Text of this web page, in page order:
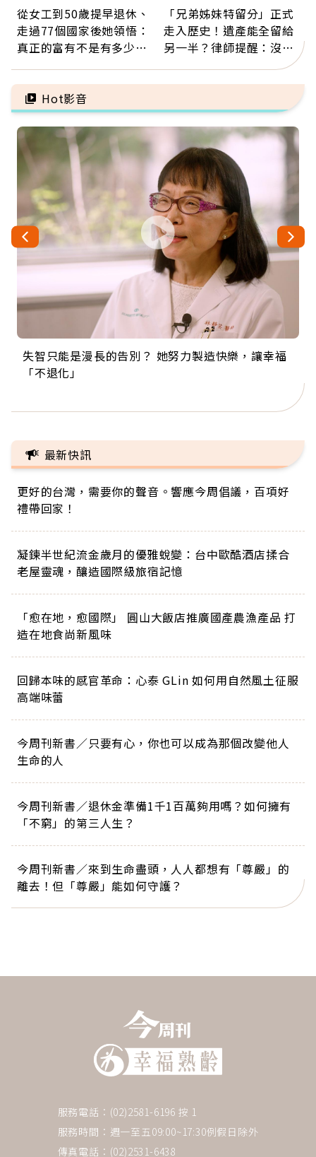
從女工到50歲提早退休、
走過77個國家後她領悟：
真正的富有不是有多少
自由
「兄弟姊妹特留分」正式
走入歷史！遺產能全留給
另一半？律師提醒：沒做
Hot影音
失智只能是漫長的告別？ 她努力製造快樂，讓幸福
「不退化」
來自剛果的巧克力神父 為台灣奉獻36年 「台灣是我
的家，我連作夢都講台語！」
63歲卸矽谷副總、搬回台灣找快樂！「蛋黃哥小
丑」走進安養院，逗樂上萬爺奶：退休後才開始真
104歲打破金氏世界紀錄 成為全球最年長羽球選
手，分享長壽的秘密原來是「這個」
事業巔峰他選擇追夢…黑手阿伯拉小提琴還登上小
巨蛋！連CNN都大讚！
最新快訊
更好的台灣，需要你的聲音。響應今周倡議，百項好
禮帶回家！
凝鍊半世紀流金歲月的優雅蛻變：台中歐酷酒店揉合
老屋靈魂，釀造國際級旅宿記憶
「愈在地，愈國際」 圓山大飯店推廣國產農漁產品 打
造在地食尚新風味
回歸本味的感官革命：心泰 GLin 如何用自然風土征服
高端味蕾
今周刊新書／只要有心，你也可以成為那個改變他人
生命的人
今周刊新書／退休金準備1千1百萬夠用嗎？如何擁有
「不窮」的第三人生？
今周刊新書／來到生命盡頭，人人都想有「尊嚴」的
離去！但「尊嚴」能如何守護？
服務電話：(02)2581-6196 按 1
服務時間：週一至五09:00~17:30例假日除外
傳真電話：(02)2531-6438